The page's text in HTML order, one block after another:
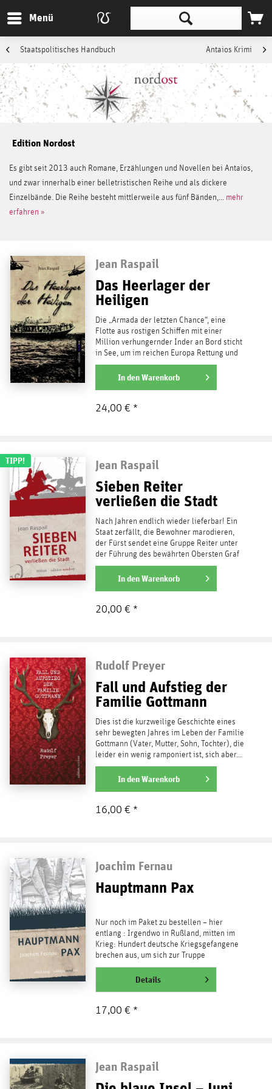
Menü
Staatspolitisches Handbuch Antaios Krimi
Edition Nordost
Es gibt seit 2013 auch Romane, Erzählungen und Novellen bei Antaios,
und zwar innerhalb einer belletristischen Reihe und als dickere
Einzelbände. Die Reihe besteht mittlerweile aus fünf Bänden,... mehr
erfahren »
Jean Raspail
Das Heerlager der
Heiligen
Die „Armada der letzten Chance“, eine
Flotte aus rostigen Schiffen mit einer
Million verhungernder Inder an Bord sticht
in See, um im reichen Europa Rettung und
eine neue Heimat...
weiterlesen
In denWarenkorb
24,00 € *
TIPP! Jean Raspail
Sieben Reiter
verließen die Stadt
Nach Jahren endlich wieder lieferbar! Ein
Staat zerfällt, die Bewohner marodieren,
der Fürst sendet eine Gruppe Reiter unter
der Führung des bewährten Obersten Graf
Silvius von...
weiterlesen
In denWarenkorb
20,00 € *
Rudolf Preyer
Fall und Aufstieg der
Familie Gottmann
Dies ist die kurzweilige Geschichte eines
sehr bewegten Jahres im Leben der Familie
Gottmann (Vater, Mutter, Sohn, Tochter), die
leider ein wenig ramponiert ist, sich aber...
weiterlesen
In denWarenkorb
16,00 € *
Joachim Fernau
Hauptmann Pax
Nur noch im Paket zu bestellen – hier
entlang : Irgendwo in Rußland, mitten im
Krieg: Hundert deutsche Kriegsgefangene
brechen aus, um sich zur Truppe
durchzuschlagen. Nur eine...
weiterlesenDetails
17,00 € *
Jean Raspail